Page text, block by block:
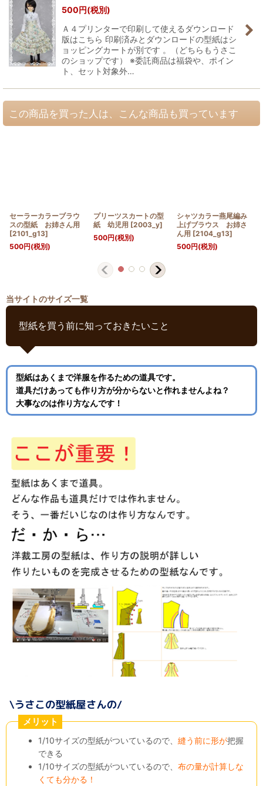
500円(税別)
Ａ４プリンターで印刷して使えるダウンロード
版はこちら 印刷済みとダウンロードの型紙はシ
ョッピングカートが別です 。（どちらもうさこ
のショップです） ※委託商品は福袋や、ポイン
ト、セット対象外…
この商品を買った人は、こんな商品も買っています
セーラーカラーブラウ
スの型紙 お姉さん用
[2101_g13]
500円(税別)
プリーツスカートの型
紙 幼児用 [2003_y]
500円(税別)
シャツカラー燕尾編み
上げブラウス お姉さ
ん用 [2104_g13]
500円(税別)
当サイトのサイズ一覧
型紙を買う前に知っておきたいこと
型紙はあくまで洋服を作るための道具です。
道具だけあっても作り方が分からないと作れませんよね？
大事なのは作り方なんです！
メリット
1/10サイズの型紙がついているので、縫う前に形が把握
できる
1/10サイズの型紙がついているので、布の量が計算しな
くても分かる！